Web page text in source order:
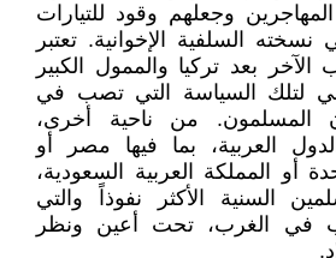
وجعلهم وقود للتيارات
نسخته السلفية الإخوانية. تعتبر
بعد تركيا والممول الكبير
لتلك السياسة التي تصب في
المسلمون. من ناحية أخرى،
العربية، بما فيها مصر أو
أو المملكة العربية السعودية،
السنية الأكثر نفوذاً والتي
في الغرب، تحت أعين ونظر